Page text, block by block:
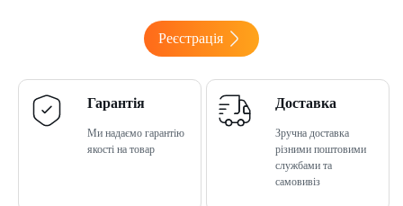
Реєстрація
Гарантія
Ми надаємо гарантію
якості на товар
Доставка
Зручна доставка
різними поштовими
службами та
самовивіз